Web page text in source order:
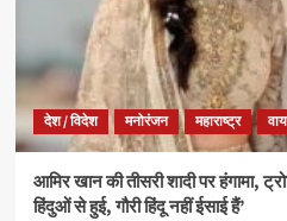
देश / विदेश मनोरंजन महाराष्ट्र
आमिर खान की तीसरी शादी पर हंगामा,
हिंदुओं से हुई, गौरी हिंदू नहीं ईसाई हैं’